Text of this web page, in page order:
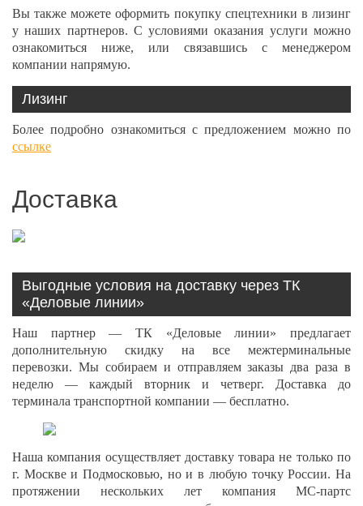
Вы также можете оформить покупку спецтехники в лизинг
у наших партнеров. С условиями оказания услуги можно
ознакомиться ниже, или связавшись с менеджером
компании напрямую.
Лизинг
Более подробно ознакомиться с предложением можно по
ссылке
Доставка
Выгодные условия на доставку через ТК
«Деловые линии»
Наш партнер — ТК «Деловые линии» предлагает
дополнительную скидку на все межтерминальные
перевозки. Мы собираем и отправляем заказы два раза в
неделю — каждый вторник и четверг. Доставка до
терминала транспортной компании — бесплатно.
Наша компания осуществляет доставку товара не только по
г. Москве и Подмосковью, но и в любую точку России. На
протяжении нескольких лет компания МС-партс